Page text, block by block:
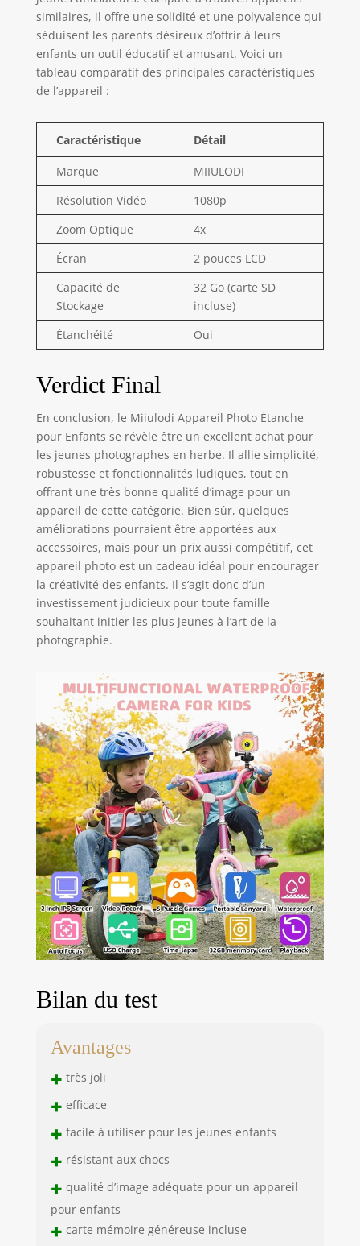
similaires, il offre une solidité et une polyvalence qui
séduisent les parents désireux d’offrir à leurs
enfants un outil éducatif et amusant. Voici un
tableau comparatif des principales caractéristiques
de l’appareil :
Caractéristique Détail
Marque
MIIULODI
Résolution Vidéo
1080p
Zoom Optique
4x
Écran
2 pouces LCD
Capacité de
Stockage
32 Go (carte SD
incluse)
Étanchéité
Oui
Verdict Final
En conclusion, le Miiulodi Appareil Photo Étanche
pour Enfants se révèle être un excellent achat pour
les jeunes photographes en herbe. Il allie simplicité,
robustesse et fonctionnalités ludiques, tout en
offrant une très bonne qualité d’image pour un
appareil de cette catégorie. Bien sûr, quelques
améliorations pourraient être apportées aux
accessoires, mais pour un prix aussi compétitif, cet
appareil photo est un cadeau idéal pour encourager
la créativité des enfants. Il s’agit donc d’un
investissement judicieux pour toute famille
souhaitant initier les plus jeunes à l’art de la
photographie.
Bilan du test
Avantages
+ très joli
+ efficace
+ facile à utiliser pour les jeunes enfants
+ résistant aux chocs
+ qualité d’image adéquate pour un appareil
pour enfants
+ carte mémoire généreuse incluse